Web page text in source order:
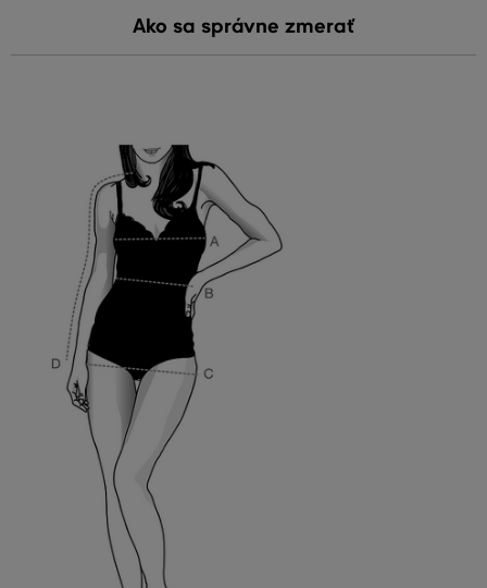
Ako sa správne zmerať